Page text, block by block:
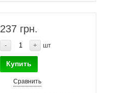
237 грн.
- + шт
Купить
Сравнить